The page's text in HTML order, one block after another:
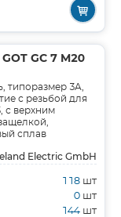
GC 7 M20
типоразмер 3A,
с резьбой для
с верхним
сплав
Electric GmbH
118 шт
0 шт
144 шт